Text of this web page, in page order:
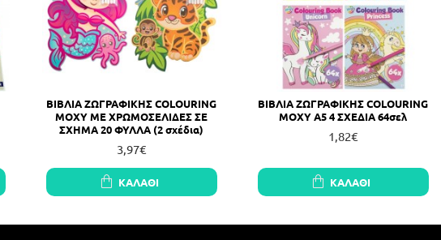
ΒΙΒΛΙΑ ΖΩΓΡΑΦΙΚΗΣ COLOURING
MOXY ΜΕ ΧΡΩΜΟΣΕΛΙΔΕΣ ΣΕ
ΣΧΗΜΑ 20 ΦΥΛΛΑ (2 σχέδια)
3,97€
ΚΑΛΆΘΙ
ΒΙΒΛΙΑ ΖΩΓΡΑΦΙΚΗΣ COLOURING
MOXY Α5 4 ΣΧΕΔΙΑ 64σελ
1,82€
ΚΑΛΆΘΙ